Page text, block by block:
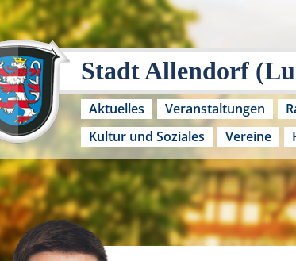
Stadt Allendorf
Aktuelles Veranstaltungen
Kultur und Soziales
Vereine